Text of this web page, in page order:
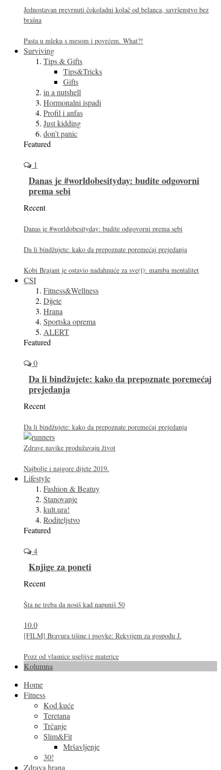
Jednostavan prevrnuti čokoladni kolač od belanca, savršenstvo bez
brašna
Pasta u mleku s mesom i povrćem. What?!
Surviving
Tips & Gifts
Tips&Tricks
Gifts
in a nutshell
Hormonalni ispadi
Profil i anfas
Just kidding
don’t panic
Featured
1
Danas je #worldobesityday: budite odgovorni
prema sebi
Recent
Danas je #worldobesityday: budite odgovorni prema sebi
Da li bindžujete: kako da prepoznate poremećaj prejedanja
Kobi Brajant je ostavio nadahnuće za sve(t): mamba mentalitet
CSI
Fitness&Wellness
Dijete
Hrana
Sportska oprema
ALERT
Featured
0
Da li bindžujete: kako da prepoznate poremećaj
prejedanja
Recent
Da li bindžujete: kako da prepoznate poremećaj prejedanja
Zdrave navike produžavaju život
Najbolje i najgore dijete 2019.
Lifestyle
Fashion & Beatuy
Stanovanje
kult.ura!
Roditeljstvo
Featured
4
Knjige za poneti
Recent
Šta ne treba da nosiš kad napuniš 50
10.0
[FILM] Bravura tišine i psovke: Rekvijem za gospođu J.
Pozz od vlasnice useljive materice
Kolumna
Home
Fitness
Kod kuće
Teretana
Trčanje
Slim&Fit
Mršavljenje
30!
Zdrava hrana